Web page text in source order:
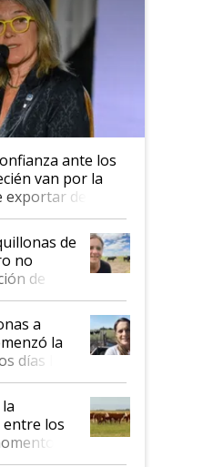
ante los
van por la
dejó de
"Tenemos un
gobierno
de
no
de
a
la
días le
entre los